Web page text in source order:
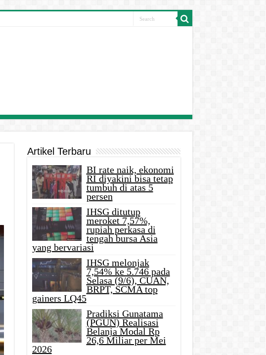
Artikel Terbaru
BI rate naik, ekonomi
RI diyakini bisa tetap
tumbuh di atas 5
persen
IHSG ditutup
meroket 7,57%,
rupiah perkasa di
tengah bursa Asia
yang bervariasi
IHSG melonjak
7,54% ke 5.746 pada
Selasa (9/6), CUAN,
BRPT, SCMA top
gainers LQ45
Pradiksi Gunatama
(PGUN) Realisasi
Belanja Modal Rp
26,6 Miliar per Mei
2026